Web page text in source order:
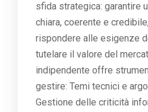
sfida strategica: garantire
chiara, coerente e
rispondere alle esigenze
tutelare il valore del
indipendente offre
gestire: Temi tecnici e
Gestione delle criticità